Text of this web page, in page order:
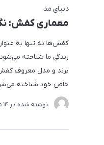
دنیای مد
معماری کفش:
کفش‌ها نه تنها به
زندگی ما شناخته
برند و مدل معروف
خاص خود شناخته
نوشته شده در 14 مرداد 1403